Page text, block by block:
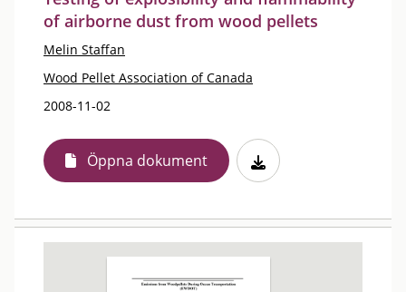
of airborne dust from wood pellets
Melin Staffan
Wood Pellet Association of Canada
2008-11-02
Öppna dokument